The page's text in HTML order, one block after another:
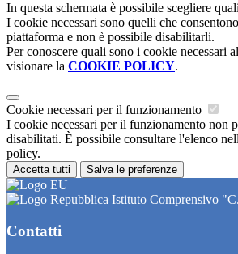
In questa schermata è possibile scegliere
I cookie necessari sono quelli che
piattaforma e non è possibile disabilitarli.
Per conoscere quali sono i cookie necessari
visionare la COOKIE POLICY.
Cookie necessari per il funzionamento
I cookie necessari per il funzionamento non
disabilitati. È possibile consultare l'elenco
policy.
Accetta tutti Salva le preferenze
Istituto Comprensivo
Contatti